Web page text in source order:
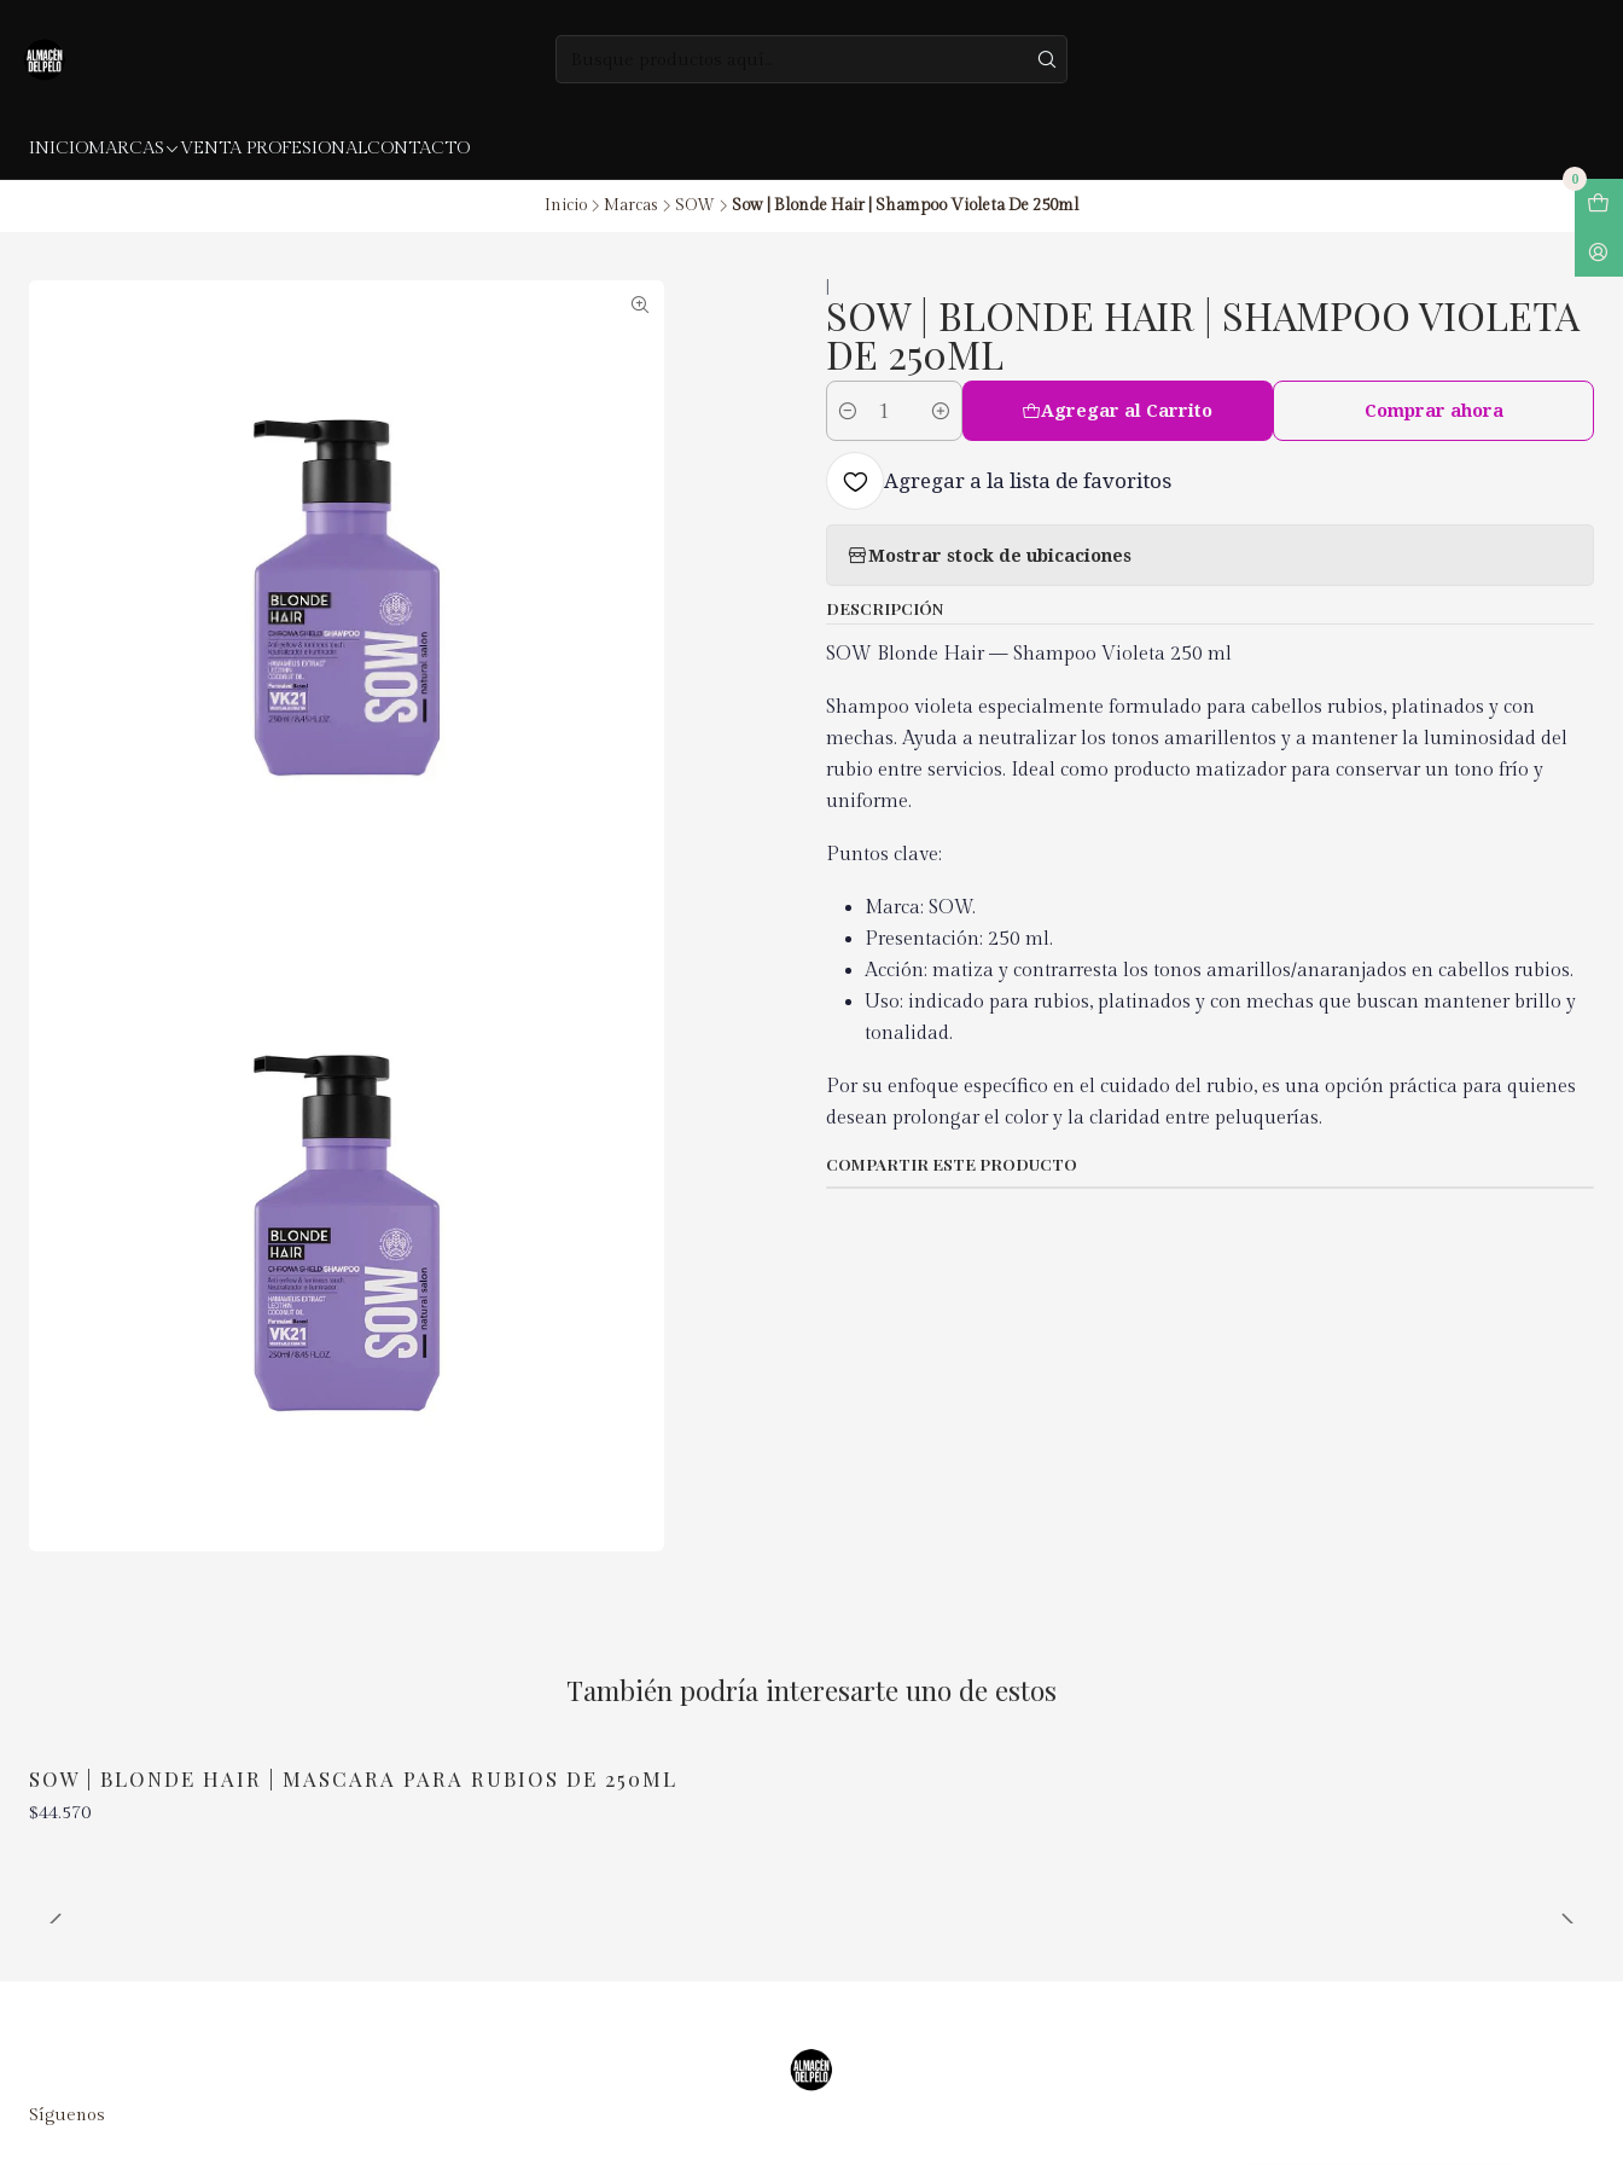
INICIOMARCAS VENTA PROFESIONALCONTACTO
0
Inicio Marcas SOW Sow | Blonde Hair | Shampoo Violeta De 250ml
SOW | BLONDE HAIR | SHAMPOO VIOLETA
DE 250ML
Cantidad
Agregar al Carrito Comprar ahora
Agregar a la lista de favoritos
Mostrar stock de ubicaciones
DESCRIPCIÓN
SOW Blonde Hair — Shampoo Violeta 250 ml
Shampoo violeta especialmente formulado para cabellos rubios, platinados y con
mechas. Ayuda a neutralizar los tonos amarillentos y a mantener la luminosidad del
rubio entre servicios. Ideal como producto matizador para conservar un tono frío y
uniforme.
Puntos clave:
Marca: SOW.
Presentación: 250 ml.
Acción: matiza y contrarresta los tonos amarillos/anaranjados en cabellos rubios.
Uso: indicado para rubios, platinados y con mechas que buscan mantener brillo y
tonalidad.
Por su enfoque específico en el cuidado del rubio, es una opción práctica para quienes
desean prolongar el color y la claridad entre peluquerías.
COMPARTIR ESTE PRODUCTO
También podría interesarte uno de estos
SOW | BLONDE HAIR | MASCARA PARA RUBIOS DE 250ML
$44.570
Síguenos